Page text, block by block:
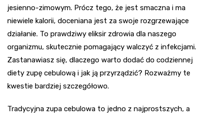
jesienno-zimowym. Prócz tego, że jest smaczna i ma
niewiele kalorii, doceniana jest za swoje rozgrzewające
działanie. To prawdziwy eliksir zdrowia dla naszego
organizmu, skutecznie pomagający walczyć z infekcjami.
Zastanawiasz się, dlaczego warto dodać do codziennej
diety zupę cebulową i jak ją przyrządzić? Rozważmy te
kwestie bardziej szczegółowo.
Tradycyjna zupa cebulowa to jedno z najprostszych, a